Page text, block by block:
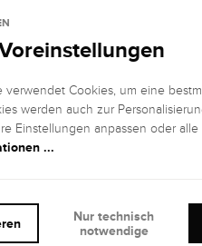
21 DIAMANTEN
EDELSTEIN
FARBE:
Feines Weiß
SCHLIFF:
Brillant
verwendet Cookies, um eine
werden auch zur
Einstellungen anpassen oder
...
Nur technisch
notwendige